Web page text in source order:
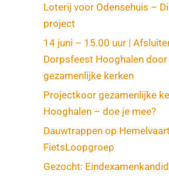
Loterij voor Odensehuis –
project
14 juni – 15.00 uur |
Dorpsfeest Hooghalen door
gezamenlijke kerken
Projectkoor gezamenlijke
Hooghalen – doe je mee?
Dauwtrappen op
FietsLoopgroep
Gezocht: